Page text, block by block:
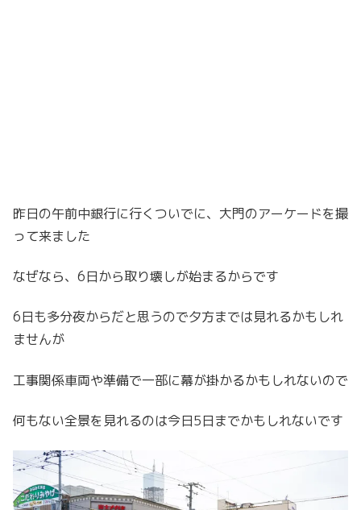
昨日の午前中銀行に行くついでに、大門のアーケードを撮
って来ました
なぜなら、6日から取り壊しが始まるからです
6日も多分夜からだと思うので夕方までは見れるかもしれ
ませんが
工事関係車両や準備で一部に幕が掛かるかもしれないので
何もない全景を見れるのは今日5日までかもしれないです